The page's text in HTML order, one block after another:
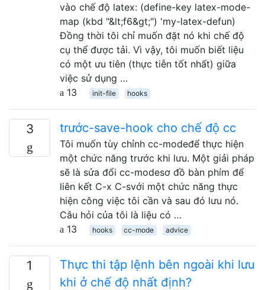
vào chế độ latex: (define-key latex-mode-
map (kbd "&lt;f6&gt;") 'my-latex-defun)
Đồng thời tôi chỉ muốn đặt nó khi chế độ
cụ thể được tải. Vì vậy, tôi muốn biết liệu
có một ưu tiên (thực tiễn tốt nhất) giữa
việc sử dụng …
13
init-file hooks
3 trước-save-hook cho chế độ cc
Tôi muốn tùy chỉnh cc-modeđể thực hiện
một chức năng trước khi lưu. Một giải pháp
sẽ là sửa đổi cc-modesơ đồ bàn phím để
liên kết C-x C-svới một chức năng thực
hiện công việc tôi cần và sau đó lưu nó.
Câu hỏi của tôi là liệu có …
13
hooks cc-mode advice
1
Thực thi tập lệnh bên ngoài khi lưu
khi ở chế độ nhất định?